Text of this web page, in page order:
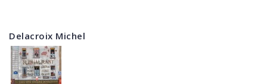
Delacroix Michel